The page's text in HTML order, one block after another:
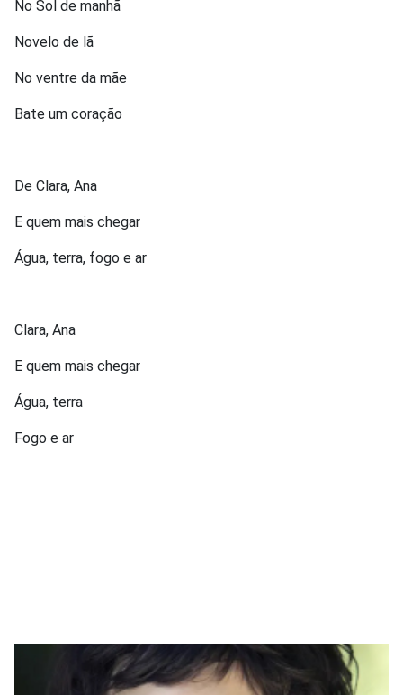
No Sol de manhã
Novelo de lã
No ventre da mãe
Bate um coração
De Clara, Ana
E quem mais chegar
Água, terra, fogo e ar
Clara, Ana
E quem mais chegar
Água, terra
Fogo e ar